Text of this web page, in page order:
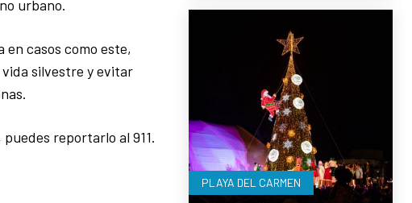
urbano.
casos como este,
silvestre y evitar
reportarlo al 911.
PLAYA DEL CARMEN